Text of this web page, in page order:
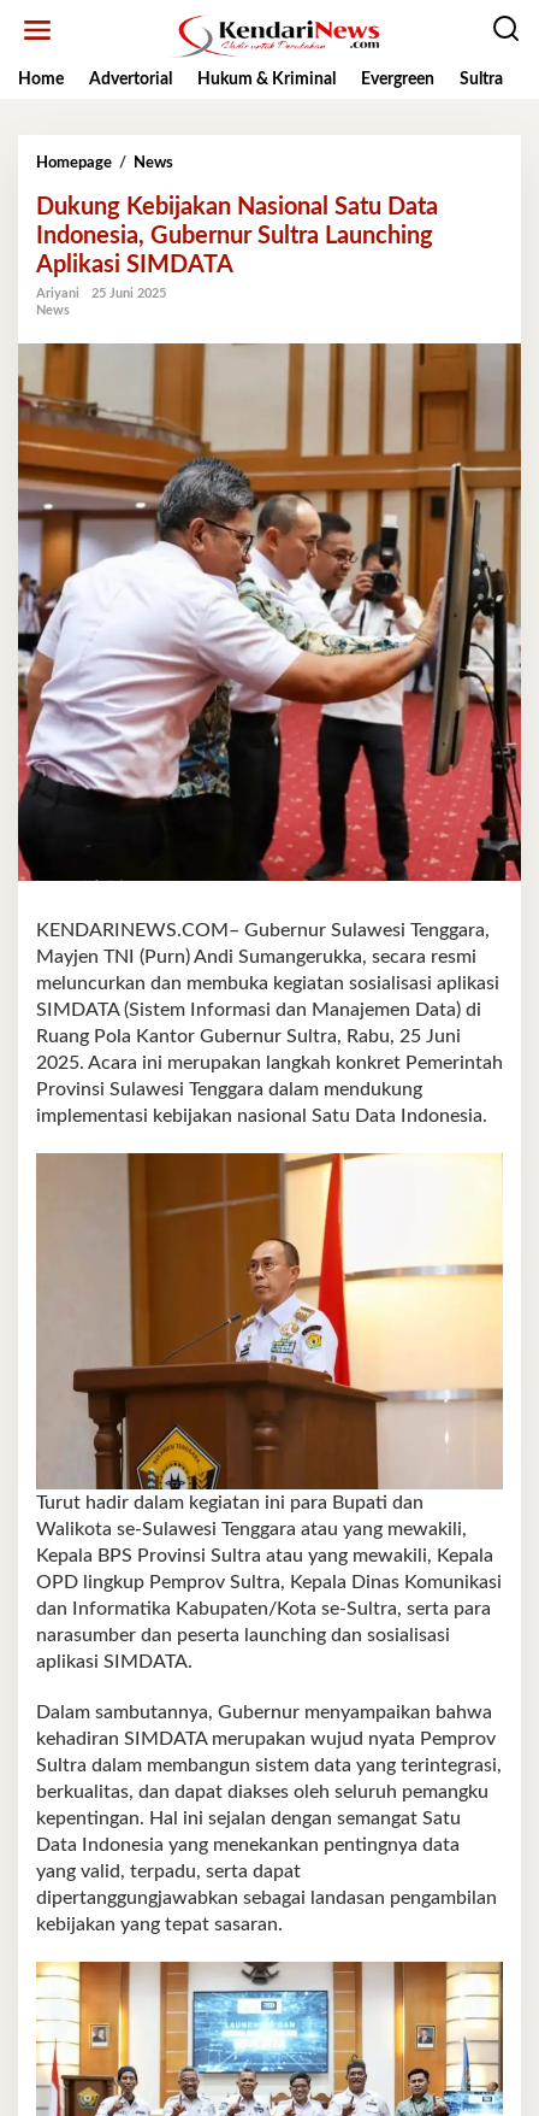
Home
Advertorial Hukum & Kriminal Evergreen Sultra
Homepage / NewsDukung
Nasional
Satu
Data
Indonesia,
Dukung Kebijakan Nasional Satu Data
Indonesia, Gubernur Sultra Launching
Aplikasi SIMDATA
Ariyani
25 Juni 2025
News
KENDARINEWS.COM– Gubernur Sulawesi Tenggara,
Mayjen TNI (Purn) Andi Sumangerukka, secara resmi
meluncurkan dan membuka kegiatan sosialisasi aplikasi
SIMDATA (Sistem Informasi dan Manajemen Data) di
Ruang Pola Kantor Gubernur Sultra, Rabu, 25 Juni
2025. Acara ini merupakan langkah konkret Pemerintah
Provinsi Sulawesi Tenggara dalam mendukung
implementasi kebijakan nasional Satu Data Indonesia.
Turut hadir dalam kegiatan ini para Bupati dan
Walikota se-Sulawesi Tenggara atau yang mewakili,
Kepala BPS Provinsi Sultra atau yang mewakili, Kepala
OPD lingkup Pemprov Sultra, Kepala Dinas Komunikasi
dan Informatika Kabupaten/Kota se-Sultra, serta para
narasumber dan peserta launching dan sosialisasi
aplikasi SIMDATA.
Dalam sambutannya, Gubernur menyampaikan bahwa
kehadiran SIMDATA merupakan wujud nyata Pemprov
Sultra dalam membangun sistem data yang terintegrasi,
berkualitas, dan dapat diakses oleh seluruh pemangku
kepentingan. Hal ini sejalan dengan semangat Satu
Data Indonesia yang menekankan pentingnya data
yang valid, terpadu, serta dapat
dipertanggungjawabkan sebagai landasan pengambilan
kebijakan yang tepat sasaran.